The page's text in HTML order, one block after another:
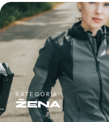
KATEGÓRIA
ŽENA